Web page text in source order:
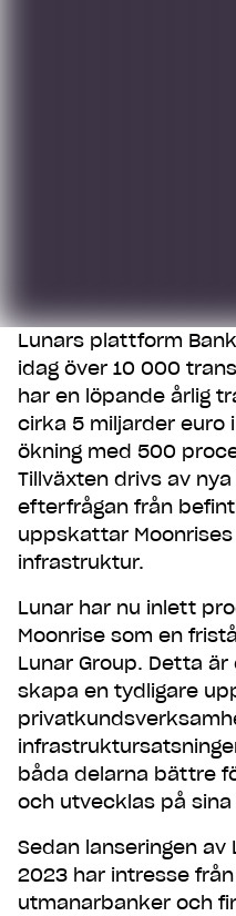
Gör
Vi är en helt digital
öppna ett konto hos
behöver inte byta
Lunars plattform
idag över 10 000
har en löpande årlig
cirka 5 miljarder euro
ökning med 500
Tillväxten drivs av
efterfrågan från
uppskattar
infrastruktur.
Lunar har nu inlett
Moonrise som en
Lunar Group. Detta
skapa en tydligare
båda delarna bättre
och utvecklas på sina
Sedan lanseringen av
2023 har intresse
utmanarbanker och